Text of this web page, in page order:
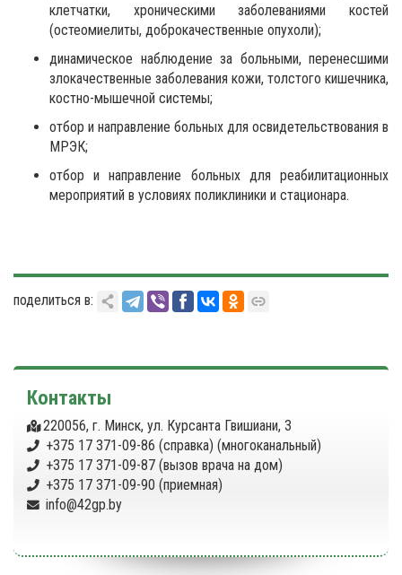
клетчатки, хроническими заболеваниями костей
(остеомиелиты, доброкачественные опухоли);
динамическое наблюдение за больными, перенесшими
злокачественные заболевания кожи, толстого кишечника,
костно-мышечной системы;
отбор и направление больных для освидетельствования в
МРЭК;
отбор и направление больных для реабилитационных
мероприятий в условиях поликлиники и стационара.
поделиться в:
Контакты
220056, г. Минск, ул. Курсанта Гвишиани, 3
+375 17 371-09-86 (справка) (многоканальный)
+375 17 371-09-87 (вызов врача на дом)
+375 17 371-09-90 (приемная)
info@42gp.by